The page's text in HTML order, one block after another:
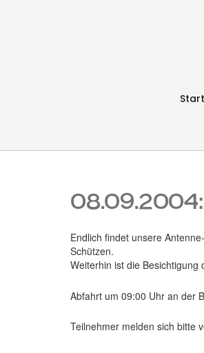
08.09.2004:
Endlich findet unsere
Schützen.
Weiterhin ist die
Abfahrt um 09:00 Uhr an der
Teilnehmer melden sich bitte